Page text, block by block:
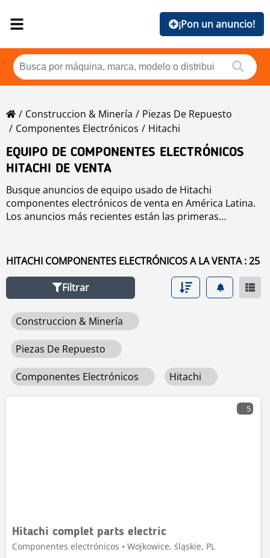
¡Pon un anuncio!
Construccion & Minería
Piezas De Repuesto
Componentes Electrónicos
Hitachi
EQUIPO DE COMPONENTES ELECTRÓNICOS
HITACHI DE VENTA
Busque anuncios de equipo usado de Hitachi
componentes electrónicos de venta en América Latina.
Los anuncios más recientes están las primeras
marca, año, precio, horas de uso, país. Para buscar
enlace
componentes electrónicos
HITACHI COMPONENTES ELECTRÓNICOS A LA VENTA : 25
Filtrar
Construccion & Minería
Piezas De Repuesto
Componentes Electrónicos Hitachi
5
Hitachi complet parts electric
Componentes electrónicos • Wojkowice, śląskie, PL